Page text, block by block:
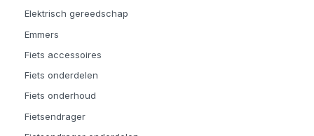
Elektrisch gereedschap
Emmers
Fiets accessoires
Fiets onderdelen
Fiets onderhoud
Fietsendrager